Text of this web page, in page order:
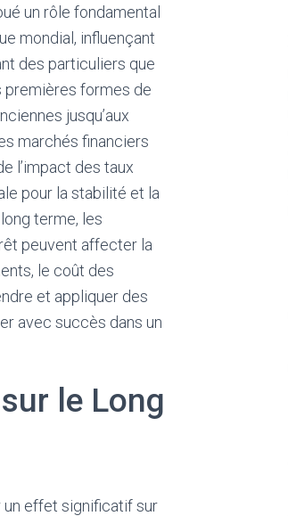
un rôle fondamental
mondial, influençant
des particuliers que
premières formes de
jusqu’aux
marchés financiers
l’impact des taux
pour la stabilité et la
terme, les
peuvent affecter la
le coût des
et appliquer des
avec succès dans un
le Long
un effet significatif sur